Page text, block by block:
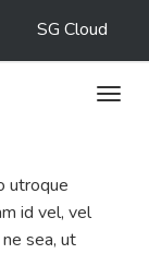
SG Cloud
utroque
id vel, vel
sea, ut